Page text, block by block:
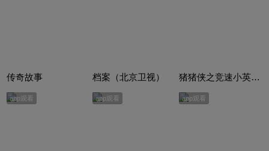
传奇故事 档案（北京卫视） 猪猪侠之竞速小英雄合集
app观看 app观看 app观看